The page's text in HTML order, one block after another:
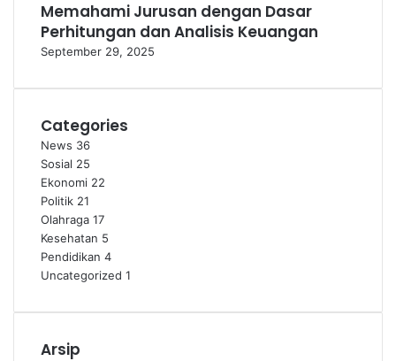
Memahami Jurusan dengan Dasar
Perhitungan dan Analisis Keuangan
September 29, 2025
Categories
News 36
Sosial 25
Ekonomi 22
Politik 21
Olahraga 17
Kesehatan 5
Pendidikan 4
Uncategorized 1
Arsip